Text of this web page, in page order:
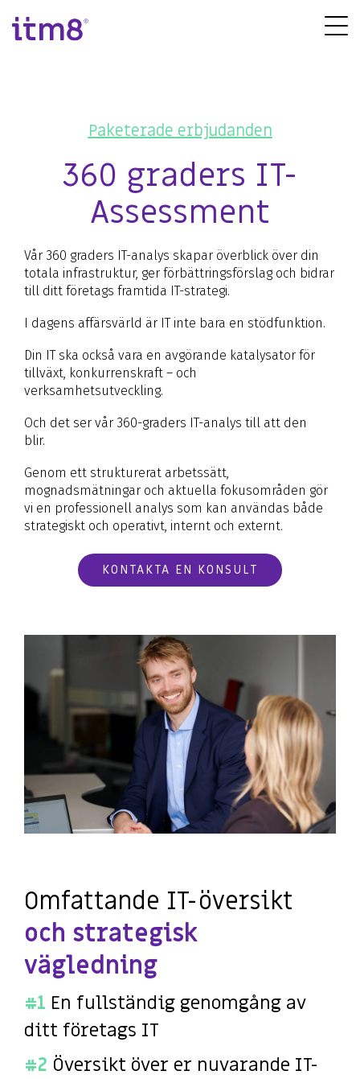
direkte
Molnmigrering och förändring
Nätverk och kommunikation
Managed tjänster
IT-rådgivning
IT-projektledning
Processutveckling
IT Governance
IT förstudie
Dataskydd och GDPR
GRC
Datalager
Webbutveckling
Applikationstjänster
Databaseadministration
Databasdrift
Oracle licenser
Applikationsdrift och -support
Oracle events
OT-säkerhet
Digital
Hybridmöten
Dokumenthantering
AI
Paketerade erbjudanden
360 graders IT-
Assessment
Vår 360 graders IT-analys skapar överblick över din
totala infrastruktur, ger förbättringsförslag och bidrar
till ditt företags framtida IT-strategi.
I dagens affärsvärld är IT inte bara en stödfunktion.
Din IT ska också vara en avgörande katalysator för
tillväxt, konkurrenskraft – och
verksamhetsutveckling.
Och det ser vår 360-graders IT-analys till att den
blir.
Genom ett strukturerat arbetssätt,
mognadsmätningar och aktuella fokusområden gör
vi en professionell analys som kan användas både
strategiskt och operativt, internt och externt.
KONTAKTA EN KONSULT
Omfattande IT-översikt
och strategisk
vägledning
#1 En fullständig genomgång av
ditt företags IT
#2 Översikt över er nuvarande IT-